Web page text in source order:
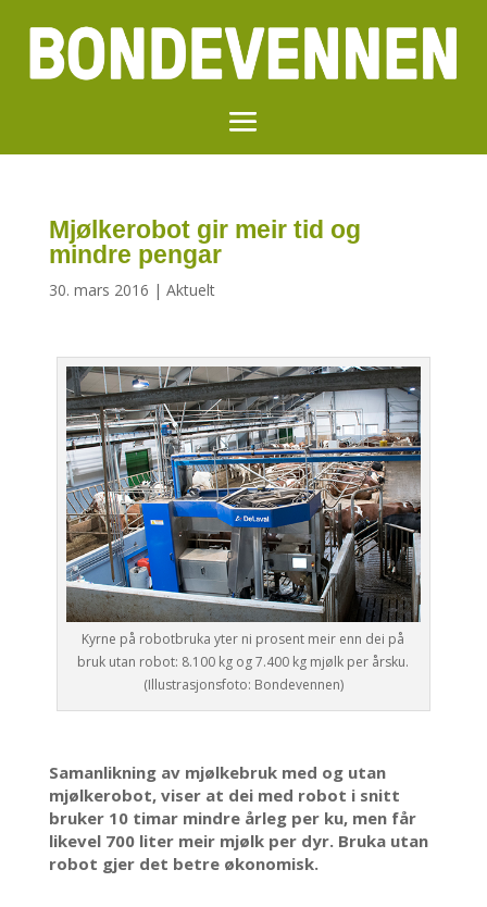
Mjølkerobot gir meir tid og
mindre pengar
30. mars 2016 | Aktuelt
Kyrne på robotbruka yter ni prosent meir enn dei på
bruk utan robot: 8.100 kg og 7.400 kg mjølk per årsku.
(Illustrasjonsfoto: Bondevennen)
Samanlikning av mjølkebruk med og utan
mjølkerobot, viser at dei med robot i snitt
bruker 10 timar mindre årleg per ku, men får
likevel 700 liter meir mjølk per dyr. Bruka utan
robot gjer det betre økonomisk.